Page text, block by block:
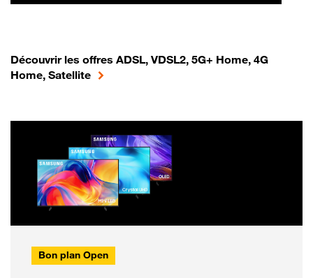
Découvrir les offres ADSL, VDSL2, 5G+ Home, 4G
Home, Satellite
Bon plan Open